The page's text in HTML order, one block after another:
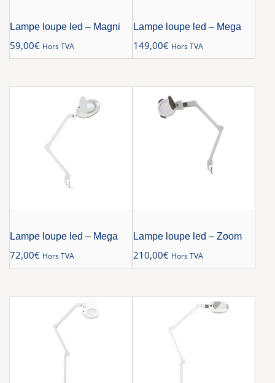
Lampe loupe led – Magni
59,00€ Hors TVA
Lampe loupe led – Mega
149,00€ Hors TVA
Lampe loupe led – Mega
72,00€ Hors TVA
Lampe loupe led – Zoom
210,00€ Hors TVA